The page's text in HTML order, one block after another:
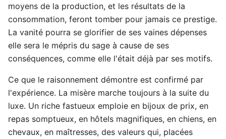
moyens de la production, et les résultats de la
consommation, feront tomber pour jamais ce prestige.
La vanité pourra se glorifier de ses vaines dépenses
elle sera le mépris du sage à cause de ses
conséquences, comme elle l'était déjà par ses motifs.
Ce que le raisonnement démontre est confirmé par
l'expérience. La misère marche toujours à la suite du
luxe. Un riche fastueux emploie en bijoux de prix, en
repas somptueux, en hôtels magnifiques, en chiens, en
chevaux, en maîtresses, des valeurs qui, placées